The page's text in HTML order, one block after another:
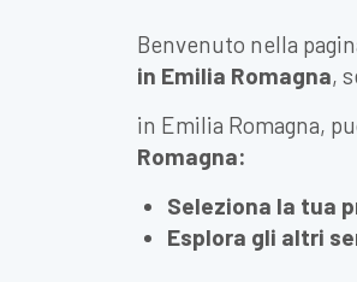
Benvenuto nella
in Emilia Romagna,
in Emilia Romagna,
Romagna:
Seleziona la tua
Esplora gli altri